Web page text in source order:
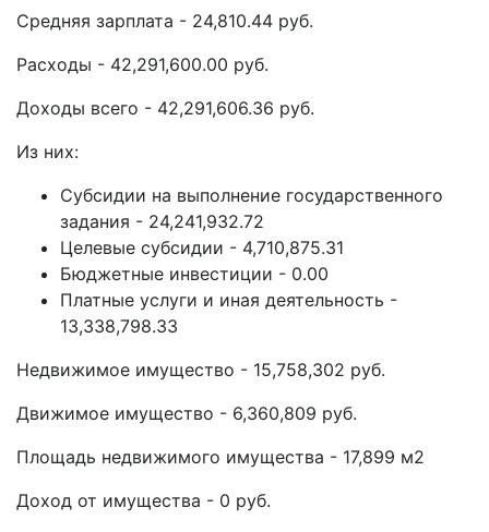
Средняя зарплата - 24,810.44 руб.
Расходы - 42,291,600.00 руб.
Доходы всего - 42,291,606.36 руб.
Из них:
Субсидии на выполнение государственного
задания - 24,241,932.72
Целевые субсидии - 4,710,875.31
Бюджетные инвестиции - 0.00
Платные услуги и иная деятельность -
13,338,798.33
Недвижимое имущество - 15,758,302 руб.
Движимое имущество - 6,360,809 руб.
Площадь недвижимого имущества - 17,899 м2
Доход от имущества - 0 руб.